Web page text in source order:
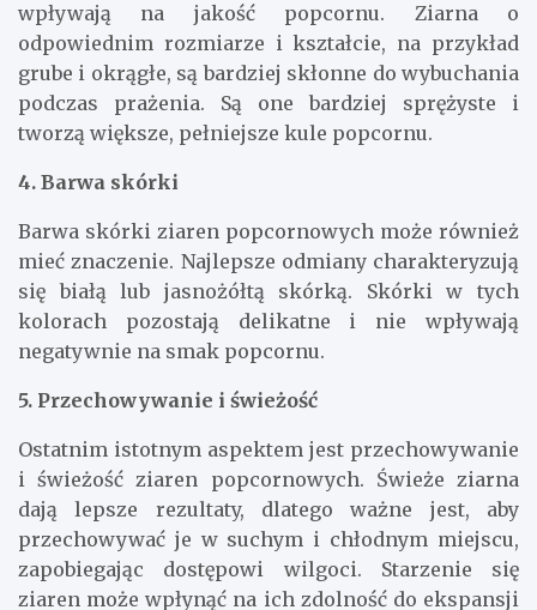
wpływają na jakość popcornu. Ziarna o
odpowiednim rozmiarze i kształcie, na przykład
grube i okrągłe, są bardziej skłonne do wybuchania
podczas prażenia. Są one bardziej sprężyste i
tworzą większe, pełniejsze kule popcornu.
4. Barwa skórki
Barwa skórki ziaren popcornowych może również
mieć znaczenie. Najlepsze odmiany charakteryzują
się białą lub jasnożółtą skórką. Skórki w tych
kolorach pozostają delikatne i nie wpływają
negatywnie na smak popcornu.
5. Przechowywanie i świeżość
Ostatnim istotnym aspektem jest przechowywanie
i świeżość ziaren popcornowych. Świeże ziarna
dają lepsze rezultaty, dlatego ważne jest, aby
przechowywać je w suchym i chłodnym miejscu,
zapobiegając dostępowi wilgoci. Starzenie się
ziaren może wpłynąć na ich zdolność do ekspansji